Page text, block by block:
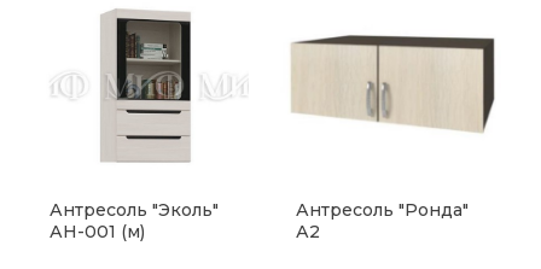
Антресоль "Эколь"
АН-001 (м)
Антресоль "Ронда"
А2